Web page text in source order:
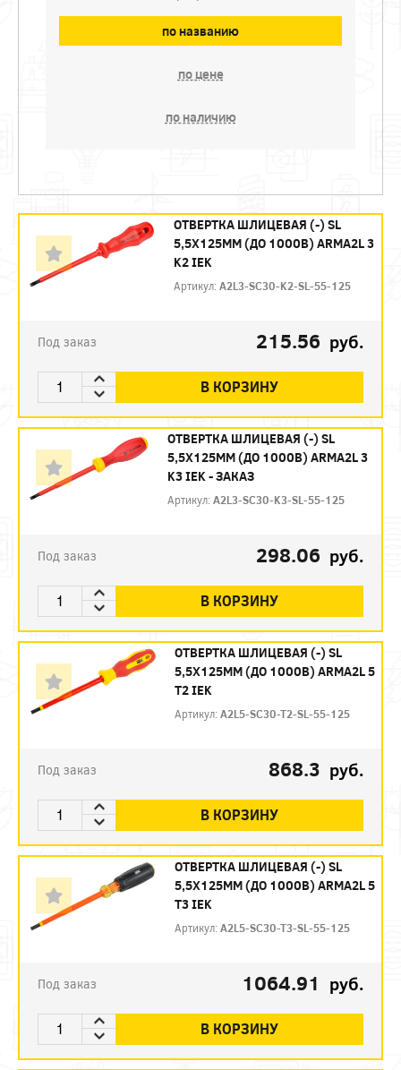
по названию
по цене
по наличию
ОТВЕРТКА ШЛИЦЕВАЯ (-) SL
5,5Х125ММ (ДО 1000В) ARMA2L 3
K2 IEK
Артикул:A2L3-SC30-K2-SL-55-125
Под заказ 215.56 руб.
В КОРЗИНУ
ОТВЕРТКА ШЛИЦЕВАЯ (-) SL
5,5Х125ММ (ДО 1000В) ARMA2L 3
K3 IEK - ЗАКАЗ
Артикул:A2L3-SC30-K3-SL-55-125
Под заказ 298.06 руб.
В КОРЗИНУ
ОТВЕРТКА ШЛИЦЕВАЯ (-) SL
5,5Х125ММ (ДО 1000В) ARMA2L 5
Т2 IEK
Артикул:A2L5-SC30-T2-SL-55-125
Под заказ 868.3 руб.
В КОРЗИНУ
ОТВЕРТКА ШЛИЦЕВАЯ (-) SL
5,5Х125ММ (ДО 1000В) ARMA2L 5
Т3 IEK
Артикул:A2L5-SC30-T3-SL-55-125
Под заказ 1064.91 руб.
В КОРЗИНУ